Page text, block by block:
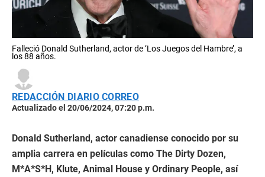
Falleció Donald Sutherland, actor de ‘Los Juegos del Hambre’, a
los 88 años.
REDACCIÓN DIARIO CORREO
Actualizado el 20/06/2024, 07:20 p.m.
Donald Sutherland, actor canadiense conocido por su
amplia carrera en películas como The Dirty Dozen,
M*A*S*H, Klute, Animal House y Ordinary People, así